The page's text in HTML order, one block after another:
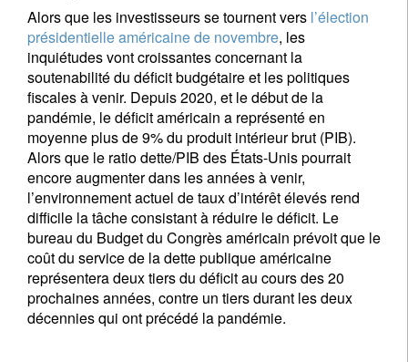
Alors que les investisseurs se tournent vers l’élection
présidentielle américaine de novembre, les
inquiétudes vont croissantes concernant la
soutenabilité du déficit budgétaire et les politiques
fiscales à venir. Depuis 2020, et le début de la
pandémie, le déficit américain a représenté en
moyenne plus de 9% du produit intérieur brut (PIB).
Alors que le ratio dette/PIB des États-Unis pourrait
encore augmenter dans les années à venir,
l’environnement actuel de taux d’intérêt élevés rend
difficile la tâche consistant à réduire le déficit. Le
bureau du Budget du Congrès américain prévoit que le
coût du service de la dette publique américaine
représentera deux tiers du déficit au cours des 20
prochaines années, contre un tiers durant les deux
décennies qui ont précédé la pandémie.